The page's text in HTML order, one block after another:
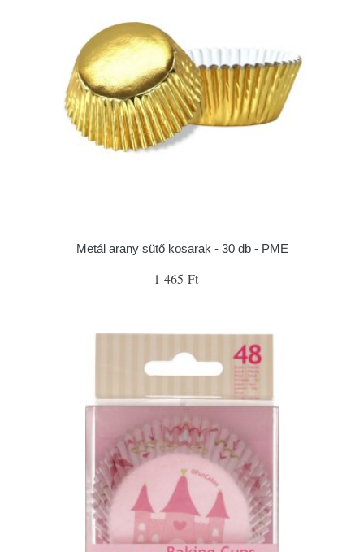
Metál arany sütő kosarak - 30 db - PME
1 465 Ft